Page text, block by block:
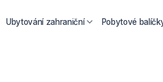
Ubytování zahraniční Pobytové